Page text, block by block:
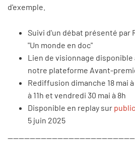
d'exemple.
Suivi d'un débat présenté par
"Un monde en doc"
Lien de visionnage disponible
notre plateforme Avant-
Rediffusion dimanche 18 mai
à 11h et vendredi 30 mai à 8h
Disponible en replay sur
5 juin 2025